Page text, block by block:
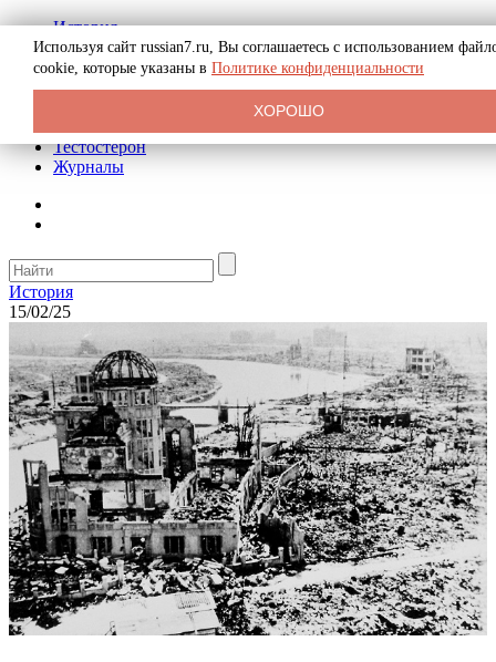
История
Биография
Криминал
Реклама на сайте
Тестостерон
Журналы
История
15/02/25
Используя сайт russian7.ru, Вы соглашаетесь с использованием
cookie, которые указаны в Политике конфиденциальности
ХОРОШО